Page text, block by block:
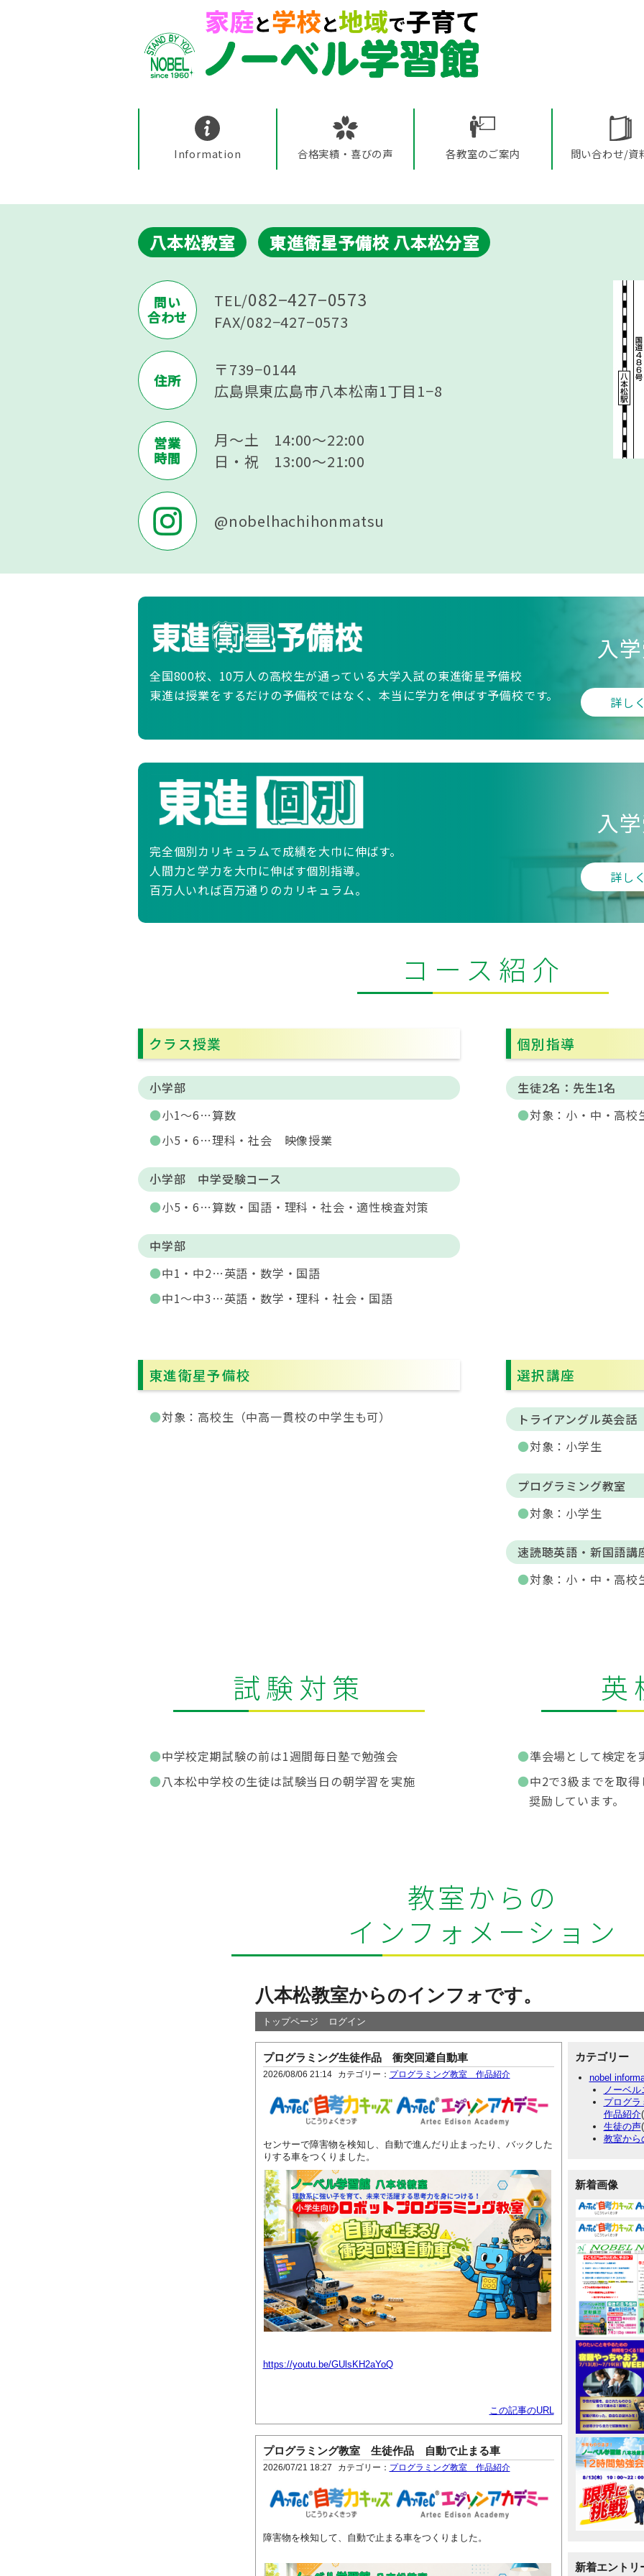
Information 合格実績・喜びの声 各教室のご案内 問い合わせ/資
八本松教室 東進衛星予備校 八本松分室
問い
合わせ
TEL/082−427−0573
FAX/082−427−0573
住所
〒739−0144
広島県東広島市八本松南1丁目1−8
営業
時間
月～土 14:00～22:00
日・祝 13:00～21:00
@nobelhachihonmatsu
全国800校、10万人の高校生が通っている大学入試の東進衛星予備校
東進は授業をするだけの予備校ではなく、本当に学力を伸ばす予備校です。
入
詳し
完全個別カリキュラムで成績を大巾に伸ばす。
人間力と学力を大巾に伸ばす個別指導。
百万人いれば百万通りのカリキュラム。
入
詳し
コース紹介
クラス授業
小学部
小1～6…算数
小5・6…理科・社会 映像授業
小学部 中学受験コース
小5・6…算数・国語・理科・社会・適性検査対策
中学部
中1・中2…英語・数学・国語
中1～中3…英語・数学・理科・社会・国語
個別指導
生徒2名：先生1名
対象：小・中・高校
東進衛星予備校
対象：高校生（中高一貫校の中学生も可）
選択講座
トライアングル英会
対象：小学生
プログラミング教室
対象：小学生
速読聴英語・新国語講
対象：小・中・高校
試験対策
中学校定期試験の前は1週間毎日塾で勉強会
八本松中学校の生徒は試験当日の朝学習を実施
英
準会場として検定を
中2で3級までを取
奨励しています。
教室からの
インフォメーション